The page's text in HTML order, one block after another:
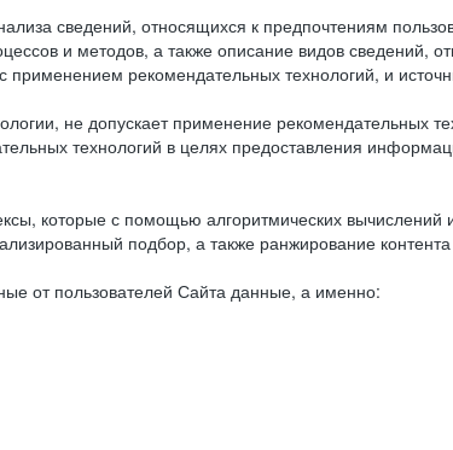
сведений, относящихся к предпочтениям
и методов, а также описание видов сведений,
рекомендательных технологий, и
не допускает применение рекомендательных
технологий в целях предоставления
которые с помощью алгоритмических вычислений
подбор, а также ранжирование
от пользователей Сайта данные, а именно: